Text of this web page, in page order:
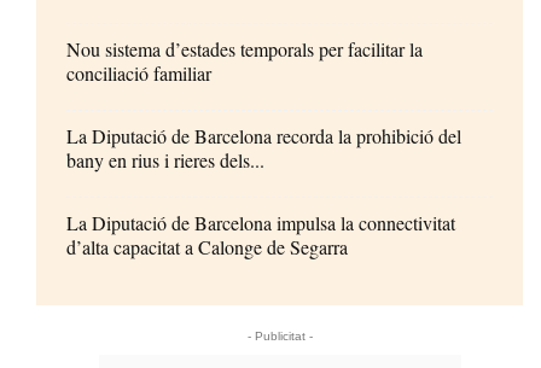
Nou sistema d’estades temporals per facilitar la
conciliació familiar
La Diputació de Barcelona recorda la prohibició del
bany en rius i rieres dels...
La Diputació de Barcelona impulsa la connectivitat
d’alta capacitat a Calonge de Segarra
- Publicitat -